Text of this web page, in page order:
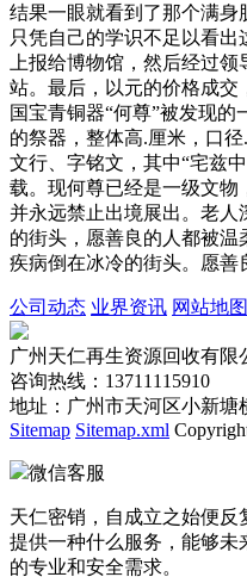
结果一眼就看到了那个满身
只凭自己的学识不足以看
上报给博物馆，然后经过
站。最后，以元的价格成交
国宝青铜器“何尊”被发现
的祭器，整体高.厘米，口
文行、字铭文，其中“宅兹
载。现何尊已经是一级文物
并永远禁止出境展出。老
的街头，愿善良的人都被
疾病倒在冰冷的街头。愿善
公司动态 业界资讯 网站地图
广州天仁再生资源回收有限
咨询热线：13711115910
地址：广州市天河区小新塘
Sitemap Sitemap.xml
微信客服
天仁密销，自成立之始便反
提供一种什么服务，能够
的专业和安全需求。